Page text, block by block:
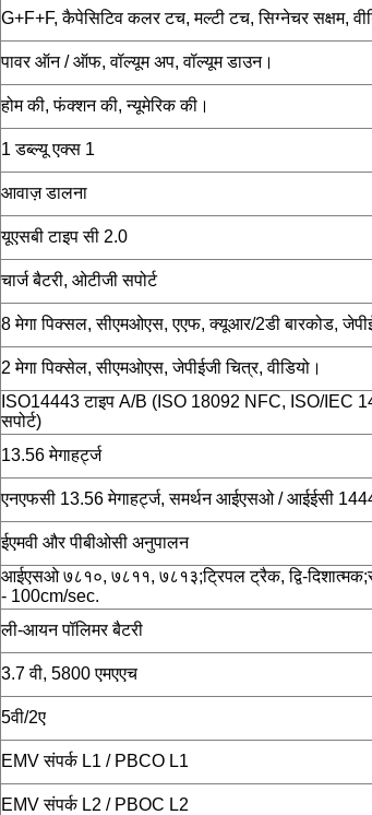
G+F+F, कैपेसिटिव कलर टच, मल्टी टच, सिग्नेचर सक्षम,
पावर ऑन / ऑफ, वॉल्यूम अप, वॉल्यूम डाउन।
होम की, फंक्शन की, न्यूमेरिक की।
1 डब्ल्यू एक्स 1
आवाज़ डालना
यूएसबी टाइप सी 2.0
चार्ज बैटरी, ओटीजी सपोर्ट
8 मेगा पिक्सल, सीएमओएस, एएफ, क्यूआर/2डी बारकोड,
2 मेगा पिक्सेल, सीएमओएस, जेपीईजी चित्र, वीडियो।
ISO14443 टाइप A/B (ISO 18092 NFC, ISO/IEC
सपोर्ट)
13.56 मेगाहर्ट्ज
एनएफसी 13.56 मेगाहर्ट्ज, समर्थन आईएसओ / आईईसी
ईएमवी और पीबीओसी अनुपालन
आईएसओ ७८१०, ७८११, ७८१३;ट्रिपल ट्रैक, द्वि-
- 100cm/sec.
ली-आयन पॉलिमर बैटरी
3.7 वी, 5800 एमएएच
5वी/2ए
EMV संपर्क L1 / PBCO L1
EMV संपर्क L2 / PBOC L2